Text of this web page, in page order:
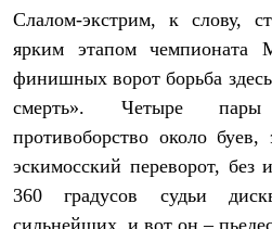
Команда Баск
Сотрудничество
Дилерам
Стать дилером
Корпоративным клиентам
Услуги
Медиа
Слалом-экстрим, к слову,
ярким этапом
финишных ворот борьба
смерть». Четыре пары
противоборство около
эскимосский переворот, без
360 градусов судьи
сильнейших, и вот он –